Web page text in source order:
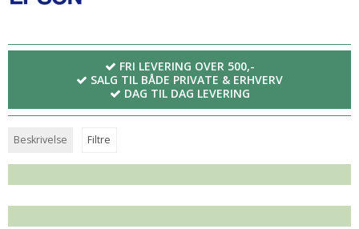
FRI LEVERING OVER 500,-
SALG TIL BÅDE PRIVATE & ERHVERV
DAG TIL DAG LEVERING
Beskrivelse Filtre